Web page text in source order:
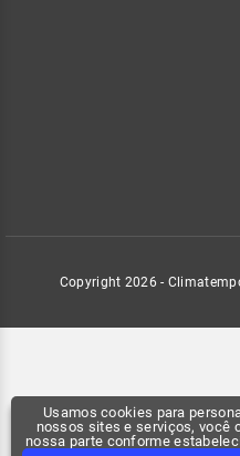
Usamos cookies para
nossos sites e serviços, você
nossa parte conforme
Copyright 2026 -